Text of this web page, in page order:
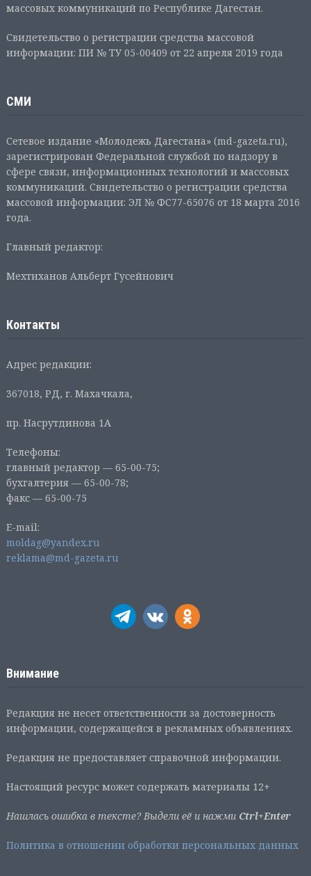
массовых коммуникаций по Республике Дагестан.
Свидетельство о регистрации средства массовой
информации: ПИ № ТУ 05-00409 от 22 апреля 2019 года
СМИ
Сетевое издание «Молодежь Дагестана» (md-gazeta.ru),
зарегистрирован Федеральной службой по надзору в
сфере связи, информационных технологий и массовых
коммуникаций. Свидетельство о регистрации средства
массовой информации: ЭЛ № ФС77-65076 от 18 марта 2016
года.
Главный редактор:
Мехтиханов Альберт Гусейнович
Контакты
Адрес редакции:
367018, РД, г. Махачкала,
пр. Насрутдинова 1А
Телефоны:
главный редактор — 65-00-75;
бухгалтерия — 65-00-78;
факс — 65-00-75
E-mail:
moldag@yandex.ru
reklama@md-gazeta.ru
Внимание
Редакция не несет ответственности за достоверность
информации, содержащейся в рекламных объявлениях.
Редакция не предоставляет справочной информации.
Настоящий ресурс может содержать материалы 12+
Нашлась ошибка в тексте? Выдели её и нажми Ctrl+Enter
Политика в отношении обработки персональных данных